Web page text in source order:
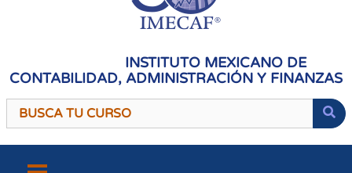
INSTITUTO MEXICANO DE
CONTABILIDAD, ADMINISTRACIÓN Y FINANZAS